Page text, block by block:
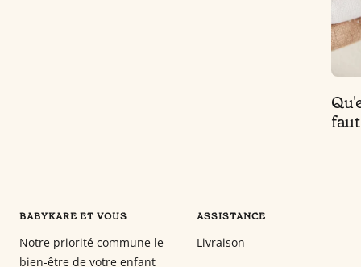
BABYKARE ET VOUS
Notre priorité commune le
bien-être de votre enfant
ASSISTANCE
Livraison